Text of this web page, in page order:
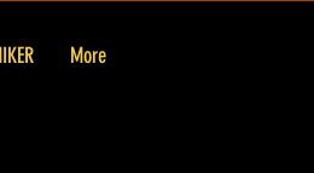
More